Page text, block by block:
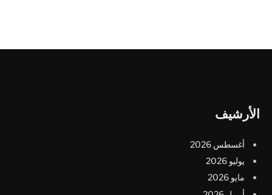
الأرشيف
أغسطس 2026
يوليو 2026
مايو 2026